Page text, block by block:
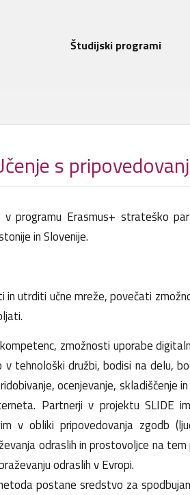
Študijski programi
s
programu Erasmus+ strateško
in Slovenije.
in utrditi učne mreže, povečati
zmožnosti uporabe
v tehnološki družbi, bodisi na delu,
ocenjevanje, skladiščenje
Partnerji v projektu SLIDE
v obliki pripovedovanja zgodb
odraslih in prostovoljce na
odraslih v Evropi.
postane sredstvo za